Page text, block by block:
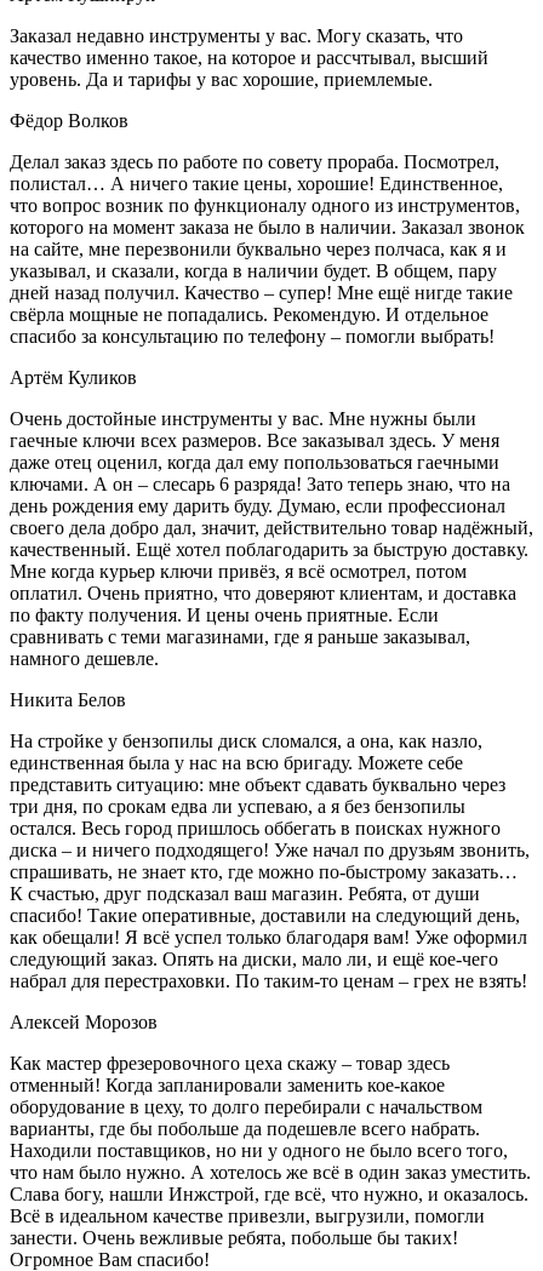
Заказал недавно инструменты у вас. Могу сказать, что
качество именно такое, на которое и рассчтывал, высший
уровень. Да и тарифы у вас хорошие, приемлемые.
Фёдор Волков
Делал заказ здесь по работе по совету прораба. Посмотрел,
полистал… А ничего такие цены, хорошие! Единственное,
что вопрос возник по функционалу одного из инструментов,
которого на момент заказа не было в наличии. Заказал звонок
на сайте, мне перезвонили буквально через полчаса, как я и
указывал, и сказали, когда в наличии будет. В общем, пару
дней назад получил. Качество – супер! Мне ещё нигде такие
свёрла мощные не попадались. Рекомендую. И отдельное
спасибо за консультацию по телефону – помогли выбрать!
Артём Куликов
Очень достойные инструменты у вас. Мне нужны были
гаечные ключи всех размеров. Все заказывал здесь. У меня
даже отец оценил, когда дал ему попользоваться гаечными
ключами. А он – слесарь 6 разряда! Зато теперь знаю, что на
день рождения ему дарить буду. Думаю, если профессионал
своего дела добро дал, значит, действительно товар надёжный,
качественный. Ещё хотел поблагодарить за быструю доставку.
Мне когда курьер ключи привёз, я всё осмотрел, потом
оплатил. Очень приятно, что доверяют клиентам, и доставка
по факту получения. И цены очень приятные. Если
сравнивать с теми магазинами, где я раньше заказывал,
намного дешевле.
Никита Белов
На стройке у бензопилы диск сломался, а она, как назло,
единственная была у нас на всю бригаду. Можете себе
представить ситуацию: мне объект сдавать буквально через
три дня, по срокам едва ли успеваю, а я без бензопилы
остался. Весь город пришлось оббегать в поисках нужного
диска – и ничего подходящего! Уже начал по друзьям звонить,
спрашивать, не знает кто, где можно по-быстрому заказать…
К счастью, друг подсказал ваш магазин. Ребята, от души
спасибо! Такие оперативные, доставили на следующий день,
как обещали! Я всё успел только благодаря вам! Уже оформил
следующий заказ. Опять на диски, мало ли, и ещё кое-чего
набрал для перестраховки. По таким-то ценам – грех не взять!
Алексей Морозов
Как мастер фрезеровочного цеха скажу – товар здесь
отменный! Когда запланировали заменить кое-какое
оборудование в цеху, то долго перебирали с начальством
варианты, где бы побольше да подешевле всего набрать.
Находили поставщиков, но ни у одного не было всего того,
что нам было нужно. А хотелось же всё в один заказ уместить.
Слава богу, нашли Инжстрой, где всё, что нужно, и оказалось.
Всё в идеальном качестве привезли, выгрузили, помогли
занести. Очень вежливые ребята, побольше бы таких!
Огромное Вам спасибо!